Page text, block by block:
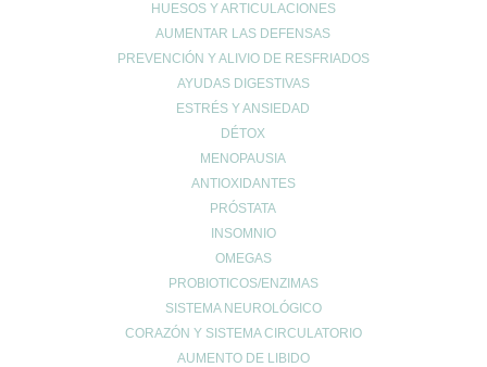
HUESOS Y ARTICULACIONES
AUMENTAR LAS DEFENSAS
PREVENCIÓN Y ALIVIO DE RESFRIADOS
AYUDAS DIGESTIVAS
ESTRÉS Y ANSIEDAD
DÉTOX
MENOPAUSIA
ANTIOXIDANTES
PRÓSTATA
INSOMNIO
OMEGAS
PROBIOTICOS/ENZIMAS
SISTEMA NEUROLÓGICO
CORAZÓN Y SISTEMA CIRCULATORIO
AUMENTO DE LIBIDO
Cuidado de las articulaciones